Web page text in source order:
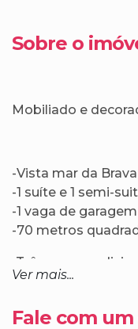
Sobre o
Mobiliado e
-Vista mar da Brava
-1 suíte e 1 semi-
-1 vaga de
-70 metros
-Três ares
-Box dos
Ver mais...
Fale com